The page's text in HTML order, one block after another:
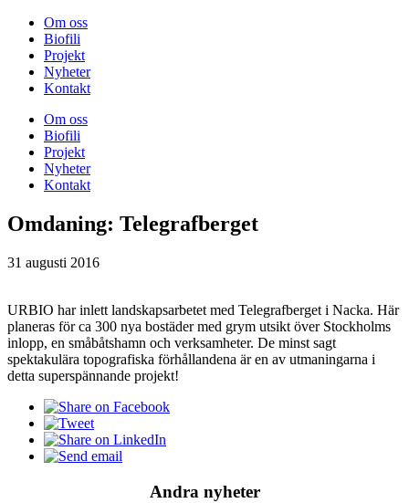
Om oss
Biofili
Projekt
Nyheter
Kontakt
Om oss
Biofili
Projekt
Nyheter
Kontakt
Omdaning: Telegrafberget
31 augusti 2016
URBIO har inlett landskapsarbetet med Telegrafberget i Nacka. Här
planeras för ca 300 nya bostäder med grym utsikt över Stockholms
inlopp, en småbåtshamn och verksamheter. De minst sagt
spektakulära topografiska förhållandena är en av utmaningarna i
detta superspännande projekt!
Andra nyheter